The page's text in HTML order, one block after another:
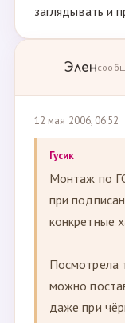
заглядывать и
Элен
12 мая 2006, 06:52
Гусик
Монтаж по
при
конкретные
Посмотрела
можно
даже при